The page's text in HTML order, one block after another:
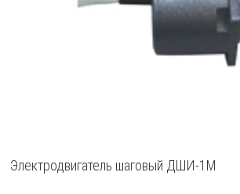
Электродвигатель шаговый ДШИ-1М